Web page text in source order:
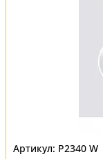
P2340 W